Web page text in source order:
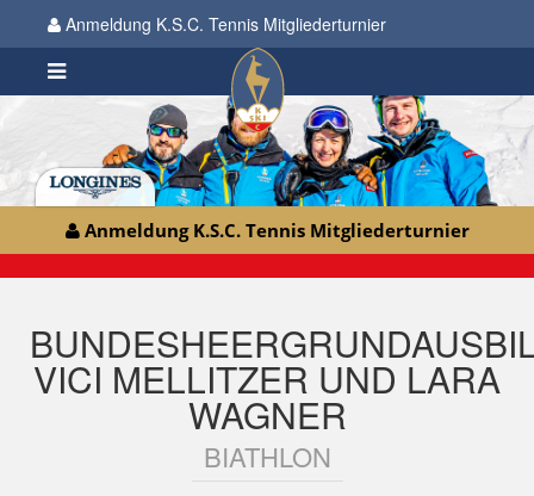
Anmeldung K.S.C. Tennis Mitgliederturnier
Anmeldung K.S.C. Tennis Mitgliederturnier
VICI MELLITZER UND LARA
WAGNER
BIATHLON